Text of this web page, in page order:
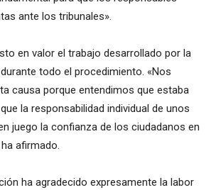
ante los tribunales».
en valor el trabajo desarrollado por la
todo el procedimiento. «Nos
causa porque entendimos que estaba
la responsabilidad individual de unos
juego la confianza de los ciudadanos en
afirmado.
ha agradecido expresamente la labor